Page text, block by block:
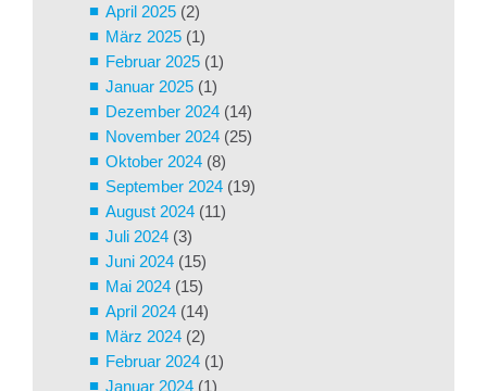
April 2025 (2)
März 2025 (1)
Februar 2025 (1)
Januar 2025 (1)
Dezember 2024 (14)
November 2024 (25)
Oktober 2024 (8)
September 2024 (19)
August 2024 (11)
Juli 2024 (3)
Juni 2024 (15)
Mai 2024 (15)
April 2024 (14)
März 2024 (2)
Februar 2024 (1)
Januar 2024 (1)